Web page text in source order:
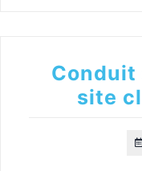
Conduit
site